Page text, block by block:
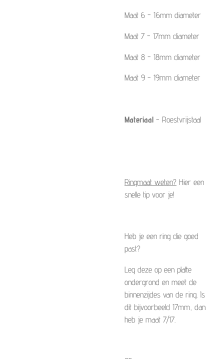
Maat 6 - 16mm diameter
Maat 7 - 17mm diameter
Maat 8 - 18mm diameter
Maat 9 - 19mm diameter
Materiaal - Roestvrijstaal
Ringmaat weten? Hier een
snelle tip voor je!
Heb je een ring die goed
past?
Leg deze op een platte
ondergrond en meet de
binnenzijdes van de ring. Is
dit bijvoorbeeld 17mm, dan
heb je maat 7/17.